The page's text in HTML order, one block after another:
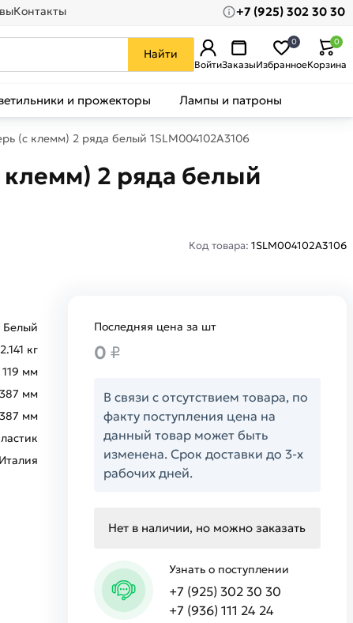
Контакты +7 (925) 302 30 30
Найти
ВойтиЗаказыИзбранное
0
Корзина
0
и прожекторы Лампы и патроны
(с клемм) 2 ряда белый 1SLM004102A3106
клемм) 2 ряда белый
Код товара: 1SLM004102A3106
Белый
2.141 кг
119 мм
387 мм
387 мм
Италия
Последняя цена за шт
0 ₽
В связи с отсутствием товара, по
факту поступления цена на
данный товар может быть
изменена. Срок доставки до 3-х
рабочих дней.
Нет в наличии, но можно заказать
Узнать о поступлении
+7 (925) 302 30 30
+7 (936) 111 24 24